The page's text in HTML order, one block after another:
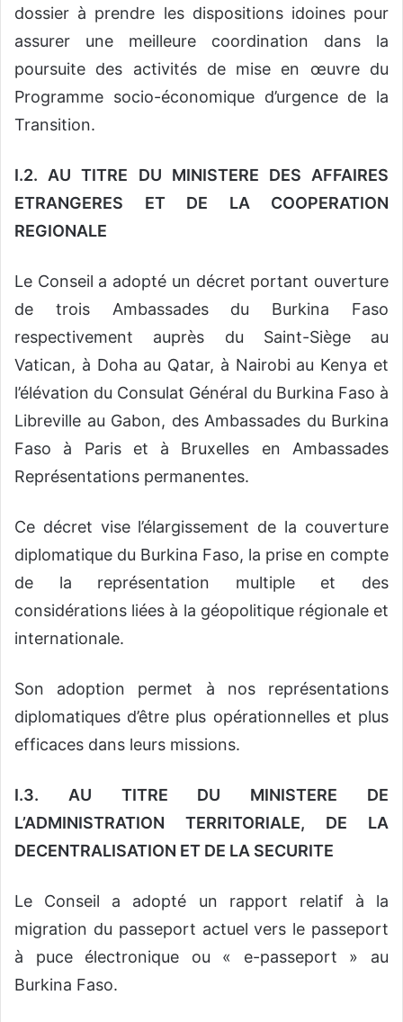
dossier à prendre les dispositions idoines pour
assurer une meilleure coordination dans la
poursuite des activités de mise en œuvre du
Programme socio-économique d’urgence de la
Transition.
I.2. AU TITRE DU MINISTERE DES AFFAIRES
ETRANGERES ET DE LA COOPERATION
REGIONALE
Le Conseil a adopté un décret portant ouverture
de trois Ambassades du Burkina Faso
respectivement auprès du Saint-Siège au
Vatican, à Doha au Qatar, à Nairobi au Kenya et
l’élévation du Consulat Général du Burkina Faso à
Libreville au Gabon, des Ambassades du Burkina
Faso à Paris et à Bruxelles en Ambassades
Représentations permanentes.
Ce décret vise l’élargissement de la couverture
diplomatique du Burkina Faso, la prise en compte
de la représentation multiple et des
considérations liées à la géopolitique régionale et
internationale.
Son adoption permet à nos représentations
diplomatiques d’être plus opérationnelles et plus
efficaces dans leurs missions.
I.3. AU TITRE DU MINISTERE DE
L’ADMINISTRATION TERRITORIALE, DE LA
DECENTRALISATION ET DE LA SECURITE
Le Conseil a adopté un rapport relatif à la
migration du passeport actuel vers le passeport
à puce électronique ou « e-passeport » au
Burkina Faso.